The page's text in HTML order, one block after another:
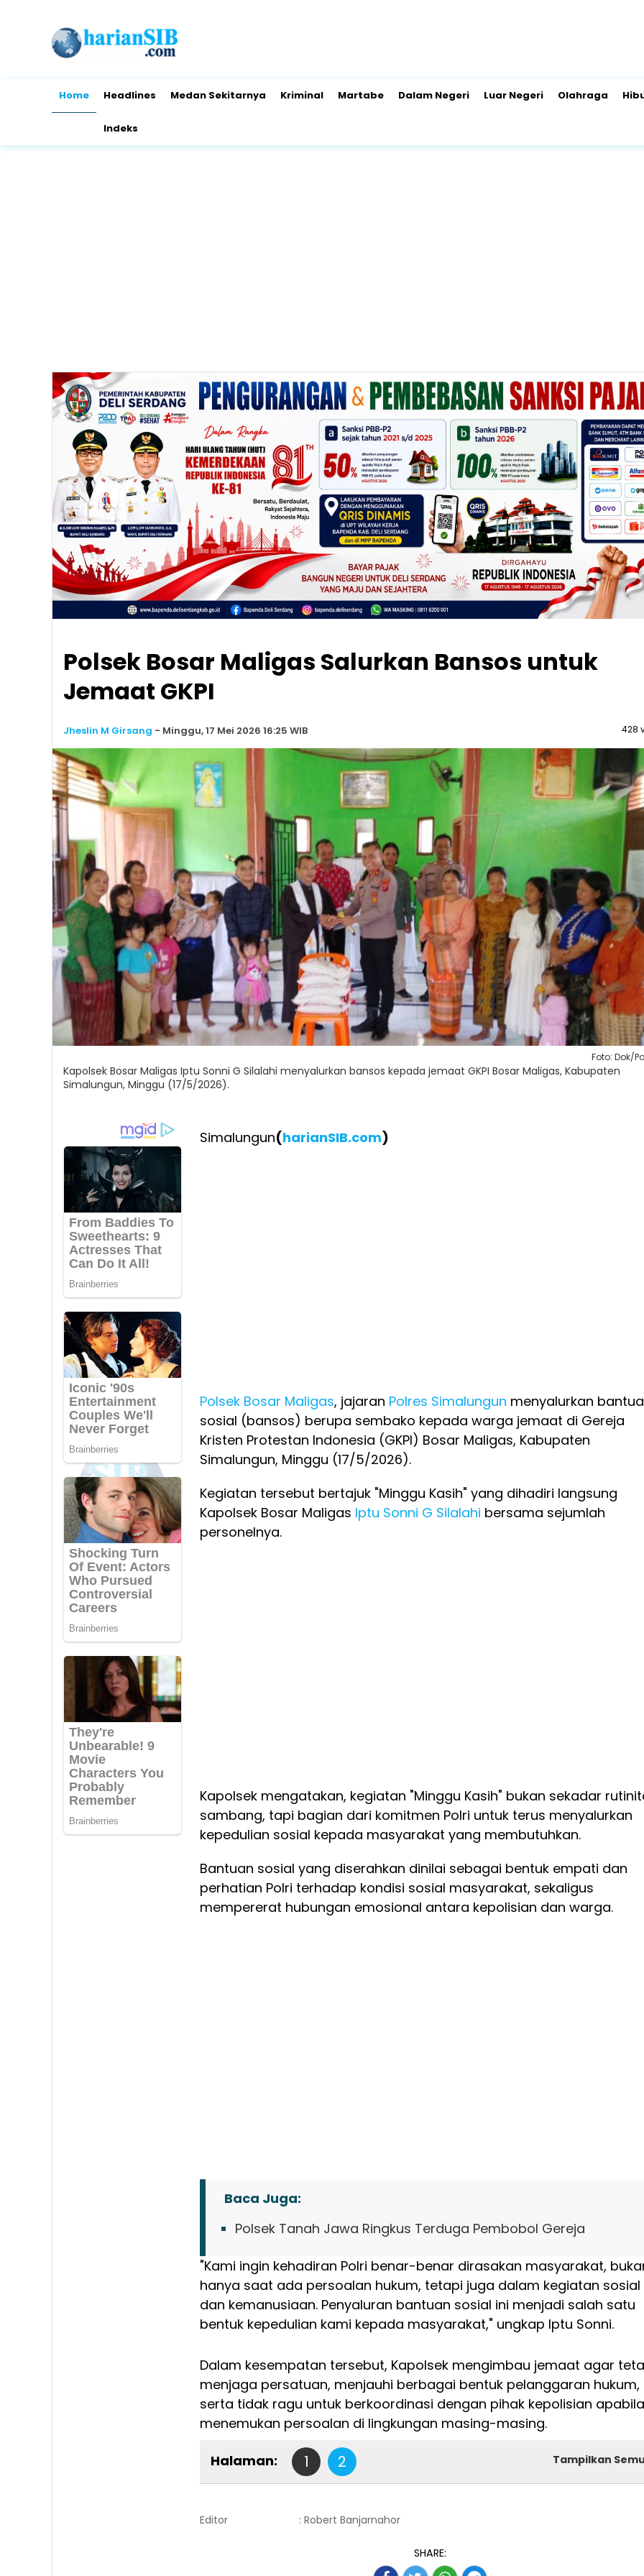
Home Headlines Medan Sekitarnya Kriminal Martabe Dalam Negeri Luar Negeri Olahraga
Indeks
Polsek Bosar Maligas Salurkan Bansos untuk
Jemaat GKPI
Jheslin M Girsang - Minggu, 17 Mei 2026 16:25 WIB 428
Foto: Dok/
Kapolsek Bosar Maligas Iptu Sonni G Silalahi menyalurkan bansos kepada jemaat GKPI Bosar Maligas, Kabupaten
Simalungun, Minggu (17/5/2026).
Simalungun(harianSIB.com)
Polsek Bosar Maligas, jajaran Polres Simalungun menyalurkan
sosial (bansos) berupa sembako kepada warga jemaat di Gereja
Kristen Protestan Indonesia (GKPI) Bosar Maligas, Kabupaten
Simalungun, Minggu (17/5/2026).
Kegiatan tersebut bertajuk "Minggu Kasih" yang dihadiri langsung
Kapolsek Bosar Maligas Iptu Sonni G Silalahi bersama sejumlah
personelnya.
Kapolsek mengatakan, kegiatan "Minggu Kasih" bukan sekadar
sambang, tapi bagian dari komitmen Polri untuk terus menyalurkan
kepedulian sosial kepada masyarakat yang membutuhkan.
Bantuan sosial yang diserahkan dinilai sebagai bentuk empati dan
perhatian Polri terhadap kondisi sosial masyarakat, sekaligus
mempererat hubungan emosional antara kepolisian dan warga.
Baca Juga:
Polsek Tanah Jawa Ringkus Terduga Pembobol Gereja
"Kami ingin kehadiran Polri benar-benar dirasakan masyarakat,
hanya saat ada persoalan hukum, tetapi juga dalam kegiatan sosial
dan kemanusiaan. Penyaluran bantuan sosial ini menjadi salah satu
bentuk kepedulian kami kepada masyarakat," ungkap Iptu Sonni.
Dalam kesempatan tersebut, Kapolsek mengimbau jemaat agar
menjaga persatuan, menjauhi berbagai bentuk pelanggaran hukum,
serta tidak ragu untuk berkoordinasi dengan pihak kepolisian apabila
menemukan persoalan di lingkungan masing-masing.
Halaman: 1 2 Tampilkan
Editor : Robert Banjarnahor
SHARE: